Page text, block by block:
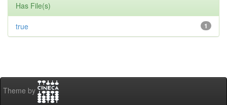
Has File(s)
1
true
Theme by